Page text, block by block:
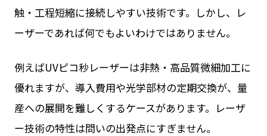
触・工程短縮に接続しやすい技術です。しかし、レ
ーザーであれば何でもよいわけではありません。
例えばUVピコ秒レーザーは非熱・高品質微細加工に
優れますが、導入費用や光学部材の定期交換が、量
産への展開を難しくするケースがあります。レーザ
ー技術の特性は問いの出発点にすぎません。